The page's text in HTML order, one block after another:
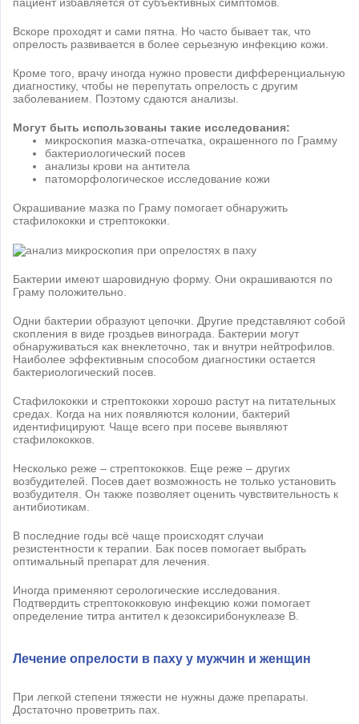
Вскоре проходят и сами пятна. Но часто бывает так, что
опрелость развивается в более серьезную инфекцию кожи.
Кроме того, врачу иногда нужно провести дифференциальную
диагностику, чтобы не перепутать опрелость с другим
заболеванием. Поэтому сдаются анализы.
Могут быть использованы такие исследования:
микроскопия мазка-отпечатка, окрашенного по Грамму
бактериологический посев
анализы крови на антитела
патоморфологическое исследование кожи
Окрашивание мазка по Граму помогает обнаружить
стафилококки и стрептококки.
Бактерии имеют шаровидную форму. Они окрашиваются по
Граму положительно.
Одни бактерии образуют цепочки. Другие представляют собой
скопления в виде гроздьев винограда. Бактерии могут
обнаруживаться как внеклеточно, так и внутри нейтрофилов.
Наиболее эффективным способом диагностики остается
бактериологический посев.
Стафилококки и стрептококки хорошо растут на питательных
средах. Когда на них появляются колонии, бактерий
идентифицируют. Чаще всего при посеве выявляют
стафилококков.
Несколько реже – стрептококков. Еще реже – других
возбудителей. Посев дает возможность не только установить
возбудителя. Он также позволяет оценить чувствительность к
антибиотикам.
В последние годы всё чаще происходят случаи
резистентности к терапии. Бак посев помогает выбрать
оптимальный препарат для лечения.
Иногда применяют серологические исследования.
Подтвердить стрептококковую инфекцию кожи помогает
определение титра антител к дезоксирибонуклеазе В.
Лечение опрелости в паху у мужчин и женщин
При легкой степени тяжести не нужны даже препараты.
Достаточно проветрить пах.